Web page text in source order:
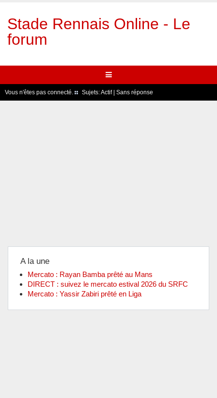
Stade Rennais Online - Le
forum
Vous n'êtes pas connecté. Sujets:Actif| Sans réponse
A la une
Mercato : Rayan Bamba prêté au Mans
DIRECT : suivez le mercato estival 2026 du SRFC
Mercato : Yassir Zabiri prêté en Liga